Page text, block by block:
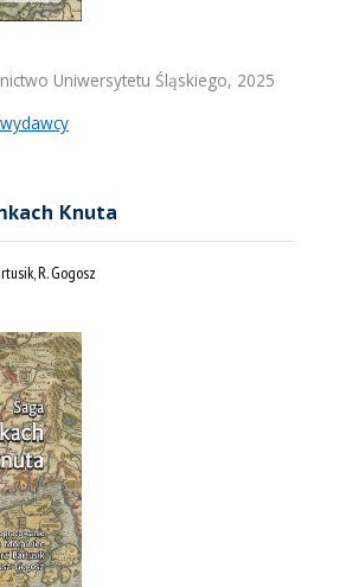
Uniwersytetu Śląskiego, 2025
Knuta
R. Gogosz